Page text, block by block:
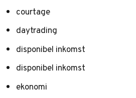
courtage
daytrading
disponibel inkomst
disponibel inkomst
ekonomi